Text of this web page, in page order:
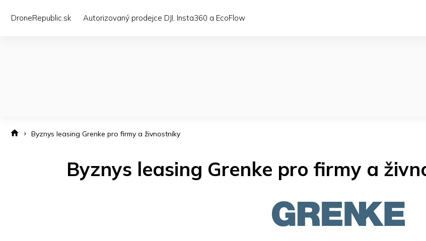
DroneRepublic.sk Autorizovaný prodejce DJI, Insta360 a EcoFlow
Byznys leasing Grenke pro firmy a živnostníky
Byznys leasing Grenke pro firmy a